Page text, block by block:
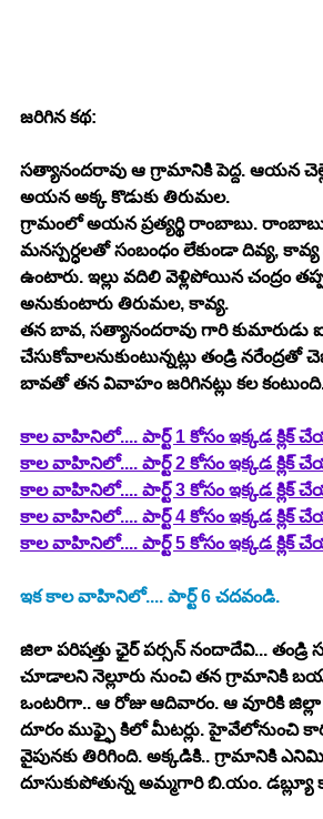
జరిగిన కథ:
సత్యానందరావు ఆ గ్రామానికి పెద్ద. ఆయన
అయన అక్క కొడుకు తిరుమల.
గ్రామంలో అయన ప్రత్యర్థి రాంబాబు. రాంబాబు
మనస్పర్ధలతో సంబంధం లేకుండా దివ్య,
ఉంటారు. ఇల్లు వదిలి వెళ్లిపోయిన చంద్రం
అనుకుంటారు తిరుమల, కావ్య.
తన బావ, సత్యానందరావు గారి కుమారుడు
చేసుకోవాలనుకుంటున్నట్లు తండ్రి నరేంద్రతో
బావతో తన వివాహం జరిగినట్లు కల
కాల వాహినిలో.... పార్ట్ 1 కోసం ఇక్కడ క్లిక్
కాల వాహినిలో.... పార్ట్ 2 కోసం ఇక్కడ క్లిక్
కాల వాహినిలో.... పార్ట్ 3 కోసం ఇక్కడ క్లిక్
కాల వాహినిలో.... పార్ట్ 4 కోసం ఇక్కడ క్లిక్
కాల వాహినిలో.... పార్ట్ 5 కోసం ఇక్కడ క్లిక్
ఇక కాల వాహినిలో.... పార్ట్ 6 చదవండి.
జిలా పరిషత్తు ఛైర్ పర్సన్ నందాదేవి...
చూడాలని నెల్లూరు నుంచి తన గ్రామానికి
ఒంటరిగా.. ఆ రోజు ఆదివారం. ఆ వూరికి జిల్లా
దూరం ముఫ్ఫై కిలో మీటర్లు. హైవేలోనుంచి
వైపునకు తిరిగింది. అక్కడికి.. గ్రామానికి
దూసుకుపోతున్న అమ్మగారి బి.యం.